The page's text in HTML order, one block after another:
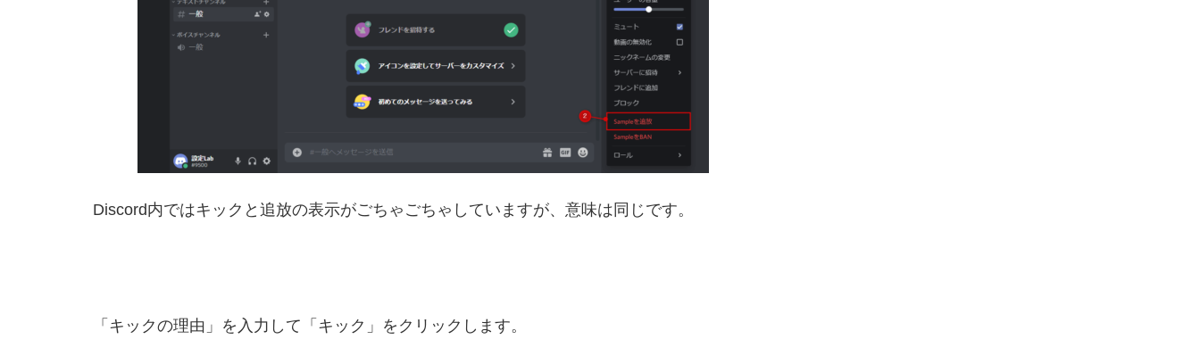
Discord内ではキックと追放の表示がごちゃごちゃしていますが、意味は同じです。
「キックの理由」を入力して「キック」をクリックします。